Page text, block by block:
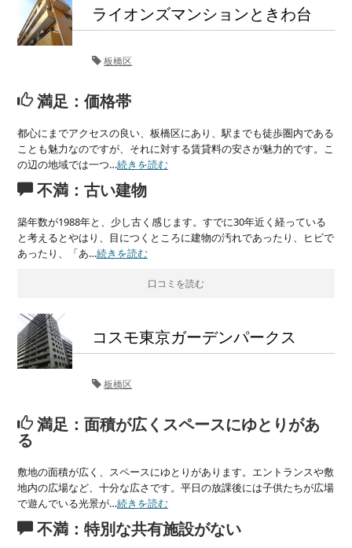
ライオンズマンションときわ台
板橋区
満足：価格帯
都心にまでアクセスの良い、板橋区にあり、駅までも徒歩圏内である
ことも魅力なのですが、それに対する賃貸料の安さが魅力的です。こ
の辺の地域では一つ…続きを読む
不満：古い建物
築年数が1988年と、少し古く感じます。すでに30年近く経っている
と考えるとやはり、目につくところに建物の汚れであったり、ヒビで
あったり、「あ…続きを読む
口コミを読む
コスモ東京ガーデンパークス
板橋区
満足：面積が広くスペースにゆとりがあ
る
敷地の面積が広く、スペースにゆとりがあります。エントランスや敷
地内の広場など、十分な広さです。平日の放課後には子供たちが広場
で遊んでいる光景が…続きを読む
不満：特別な共有施設がない